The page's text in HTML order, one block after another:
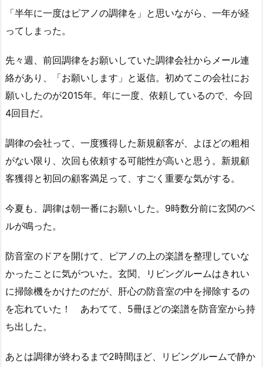
「半年に一度はピアノの調律を」と思いながら、一年が経
ってしまった。
先々週、前回調律をお願いしていた調律会社からメール連
絡があり、「お願いします」と返信。初めてこの会社にお
願いしたのが2015年。年に一度、依頼しているので、今回
4回目だ。
調律の会社って、一度獲得した新規顧客が、よほどの粗相
がない限り、次回も依頼する可能性が高いと思う。新規顧
客獲得と初回の顧客満足って、すごく重要な気がする。
今夏も、調律は朝一番にお願いした。9時数分前に玄関のベ
ルが鳴った。
防音室のドアを開けて、ピアノの上の楽譜を整理していな
かったことに気がついた。玄関、リビングルームはきれい
に掃除機をかけたのだが、肝心の防音室の中を掃除するの
を忘れていた！ あわてて、5冊ほどの楽譜を防音室から持
ち出した。
あとは調律が終わるまで2時間ほど、リビングルームで静か